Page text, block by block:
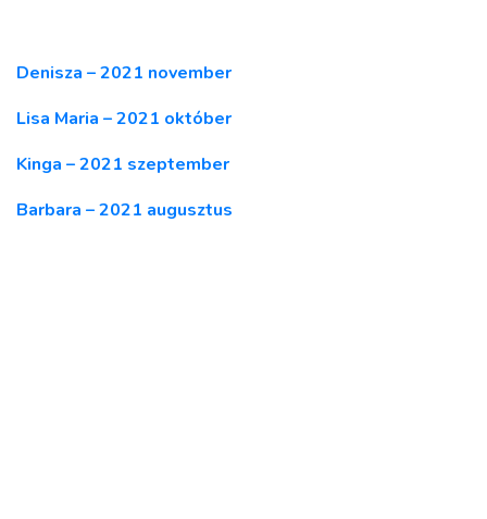
Denisza – 2021 november
Lisa Maria – 2021 október
Kinga – 2021 szeptember
Barbara – 2021 augusztus